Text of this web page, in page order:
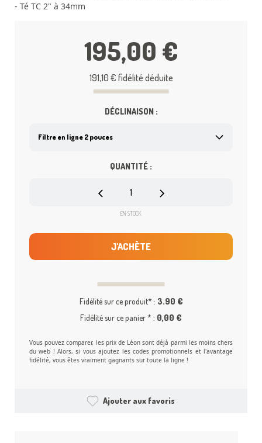
- Té TC 2" à 34mm
- 1 collier de serrage 34mm
- 2 pièces Joint TC avec rainure pour filtre (bleu)
- 1 tuyau Poly TC 2", 200mm
195,00 €
191,10 € fidélité déduite
DÉCLINAISON :
QUANTITÉ :
EN STOCK
J'ACHÈTE
Fidélité sur ce produit* : 3.90 €
Fidélité sur ce panier * : 0,00 €
Vous pouvez comparer, les prix de Léon sont déjà parmi les moins chers
du web ! Alors, si vous ajoutez les codes promotionnels et l'avantage
fidélité, vous êtes vraiment gagnants sur toute la ligne !
Ajouter aux favoris